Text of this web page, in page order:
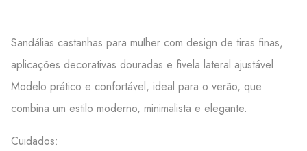
Sandálias castanhas para mulher com design de tiras finas,
aplicações decorativas douradas e fivela lateral ajustável.
Modelo prático e confortável, ideal para o verão, que
combina um estilo moderno, minimalista e elegante.
Cuidados: